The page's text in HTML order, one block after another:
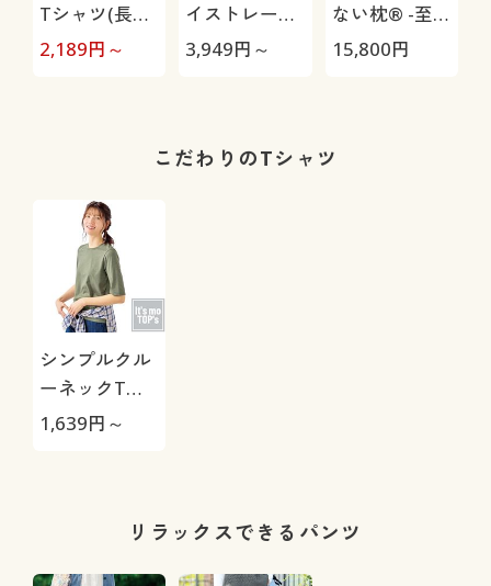
Tシャツ(長袖)
(綿100%・洗
2,189円～
イストレート
パンツ(ストレ
カット・静電
3,949円～
ない枕® -至
極-
15,800円
こだわりのTシャツ
シンプルクル
ーネックTシ
ャツ(5分袖)
1,639円～
リラックスできるパンツ